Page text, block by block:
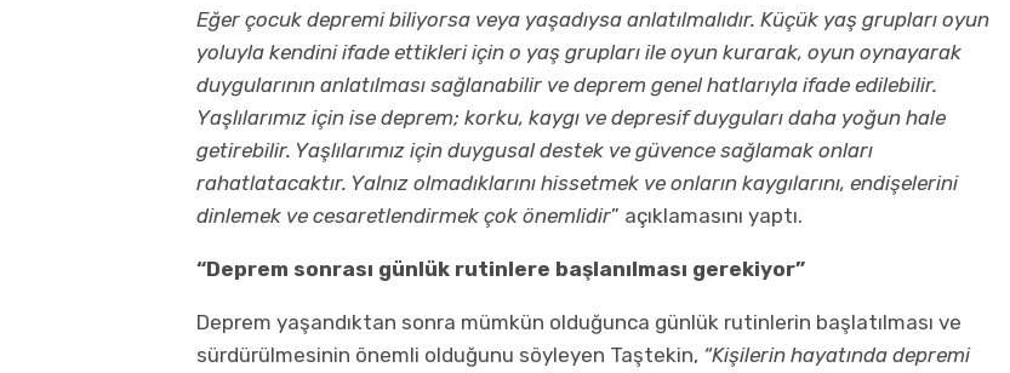
Eğer çocuk depremi biliyorsa veya yaşadıysa anlatılmalıdır. Küçük yaş grupları oyun
yoluyla kendini ifade ettikleri için o yaş grupları ile oyun kurarak, oyun oynayarak
duygularının anlatılması sağlanabilir ve deprem genel hatlarıyla ifade edilebilir.
Yaşlılarımız için ise deprem; korku, kaygı ve depresif duyguları daha yoğun hale
getirebilir. Yaşlılarımız için duygusal destek ve güvence sağlamak onları
rahatlatacaktır. Yalnız olmadıklarını hissetmek ve onların kaygılarını, endişelerini
dinlemek ve cesaretlendirmek çok önemlidir” açıklamasını yaptı.
“Deprem sonrası günlük rutinlere başlanılması gerekiyor”
Deprem yaşandıktan sonra mümkün olduğunca günlük rutinlerin başlatılması ve
sürdürülmesinin önemli olduğunu söyleyen Taştekin, “Kişilerin hayatında depremi